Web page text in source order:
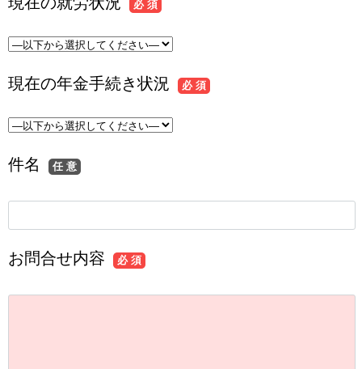
必 須
現在の年金手続き状況 必 須
件名 任 意
お問合せ内容 必 須